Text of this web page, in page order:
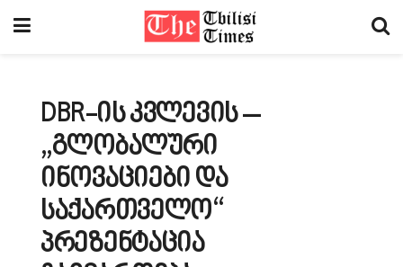
DBR-ის კვლევის –
„გლობალური
ინოვაციები და
საქართველო“
პრეზენტაცია